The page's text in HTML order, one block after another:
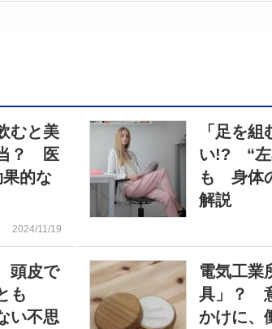
むと美
？ 医
的な
2024/11/19
「足を
い!? “左
も 身体
解説
頭皮で
とも
い不思
電気工業
具」？
かけに、